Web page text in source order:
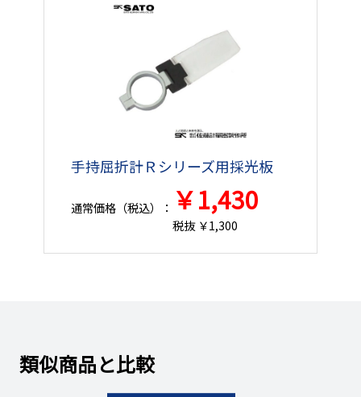
手持屈折計Ｒシリーズ用採光板
通常価格（税込）： ￥1,430
税抜 ￥1,300
類似商品と比較